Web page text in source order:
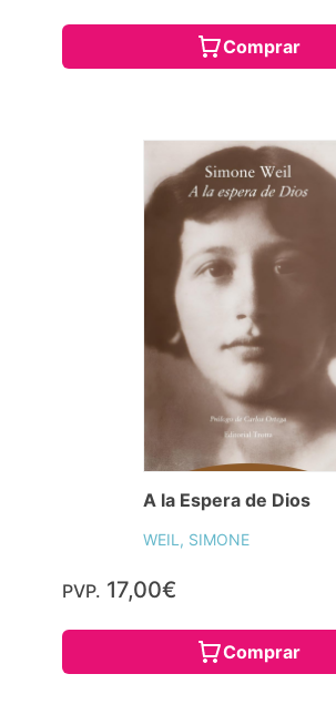
Comprar
A la Espera de Dios
WEIL, SIMONE
PVP. 17,00€
Comprar